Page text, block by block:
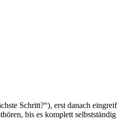
Schritt?“), erst danach
bis es komplett